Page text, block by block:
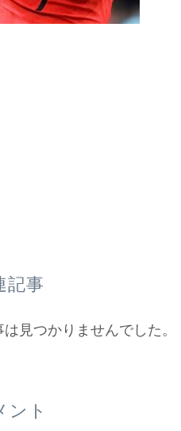
記事
は見つかりませんでした。
ント